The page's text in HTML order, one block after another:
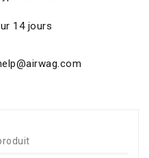
14 jours